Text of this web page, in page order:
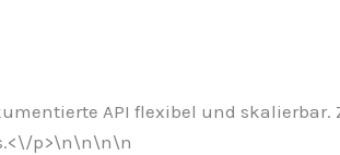
API flexibel und
p>\n\n\n\n